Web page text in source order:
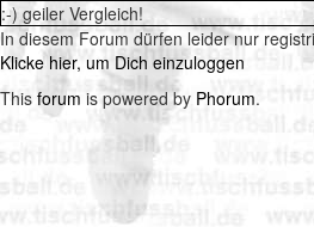
:-) geiler Vergleich!
In diesem Forum dürfen leider nur
Klicke hier, um Dich einzuloggen
This forum is powered by Phorum.